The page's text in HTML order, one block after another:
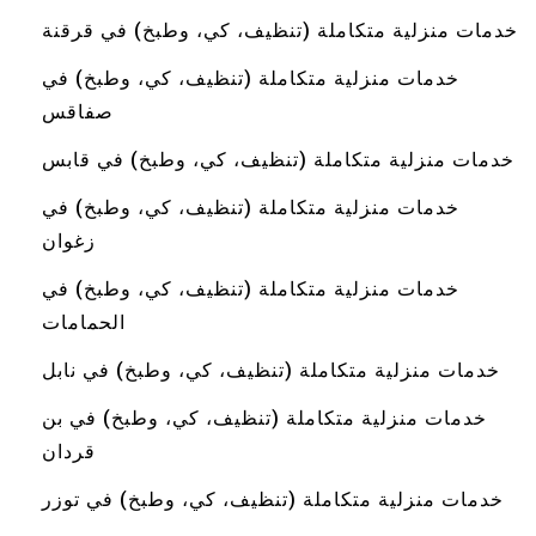
خدمات منزلية متكاملة (تنظيف، كي، وطبخ) في قرقنة
خدمات منزلية متكاملة (تنظيف، كي، وطبخ) في
صفاقس
خدمات منزلية متكاملة (تنظيف، كي، وطبخ) في قابس
خدمات منزلية متكاملة (تنظيف، كي، وطبخ) في
زغوان
خدمات منزلية متكاملة (تنظيف، كي، وطبخ) في
الحمامات
خدمات منزلية متكاملة (تنظيف، كي، وطبخ) في نابل
خدمات منزلية متكاملة (تنظيف، كي، وطبخ) في بن
قردان
خدمات منزلية متكاملة (تنظيف، كي، وطبخ) في توزر